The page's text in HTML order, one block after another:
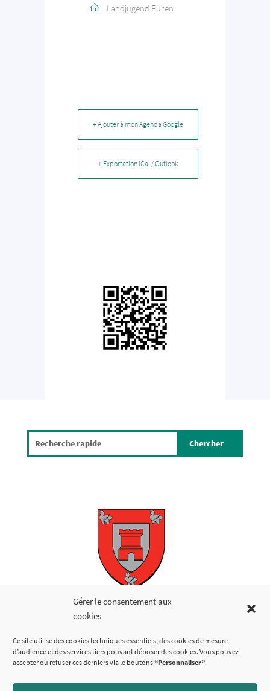
Gérer le consentement aux
cookies
Ce site utilise des cookies techniques essentiels, des cookies de mesure
d’audience et des services tiers pouvant déposer des cookies. Vous pouvez
accepter ou refuser ces derniers via le boutons“Personnaliser”.
Landjugend Furen
+ Ajouter à mon Agenda Google
+ Exportation iCal / Outlook
Copyright © 2026